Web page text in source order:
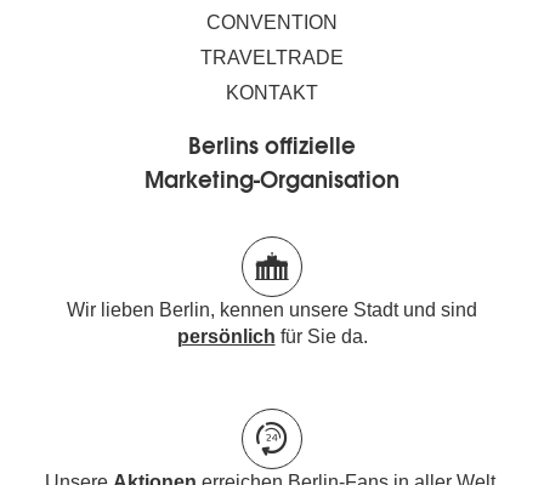
CONVENTION
TRAVELTRADE
KONTAKT
Berlins offizielle
Marketing-Organisation
Wir lieben Berlin, kennen unsere Stadt und sind
persönlich für Sie da.